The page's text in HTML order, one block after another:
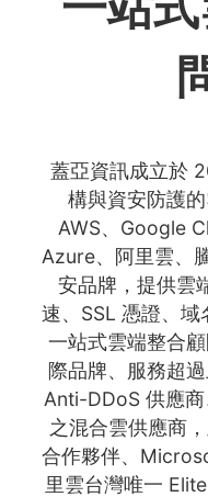
蓋亞資訊成立於
構與資安防護
AWS、Google
Azure、阿里雲、
安品牌，提供雲
速、SSL 憑證、
一站式雲端整合
際品牌、服務超
Anti-DDoS 供應
之混合雲供應商
合作夥伴、
里雲台灣唯一